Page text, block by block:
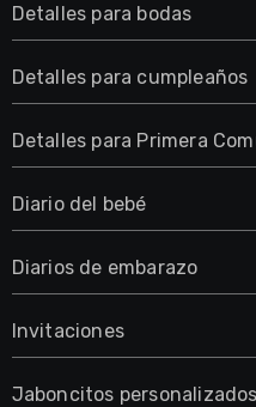
Detalles para bodas
Detalles para cumpleaños
Detalles para Primera
Diario del bebé
Diarios de embarazo
Invitaciones
Jaboncitos personalizados